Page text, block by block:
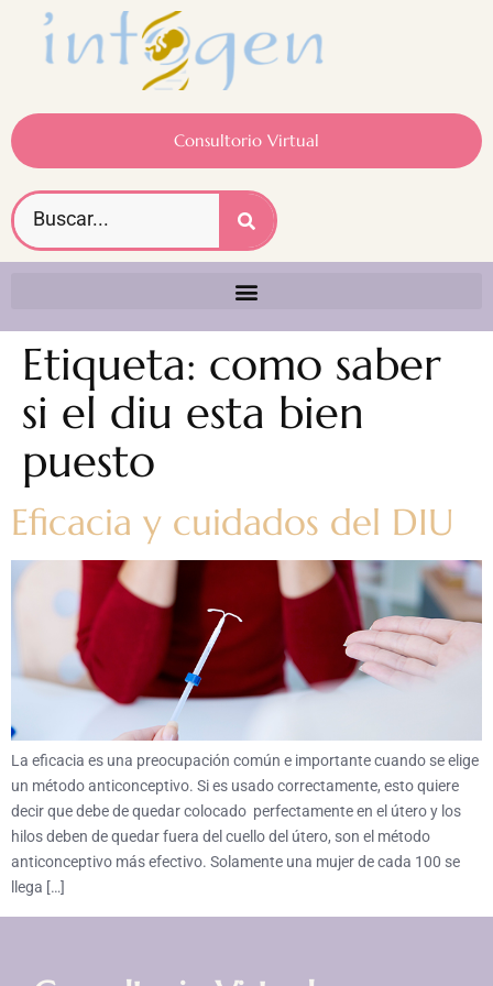
Consultorio Virtual
Etiqueta: como saber
si el diu esta bien
puesto
Eficacia y cuidados del DIU
La eficacia es una preocupación común e importante cuando se elige
un método anticonceptivo. Si es usado correctamente, esto quiere
decir que debe de quedar colocado perfectamente en el útero y los
hilos deben de quedar fuera del cuello del útero, son el método
anticonceptivo más efectivo. Solamente una mujer de cada 100 se
llega […]